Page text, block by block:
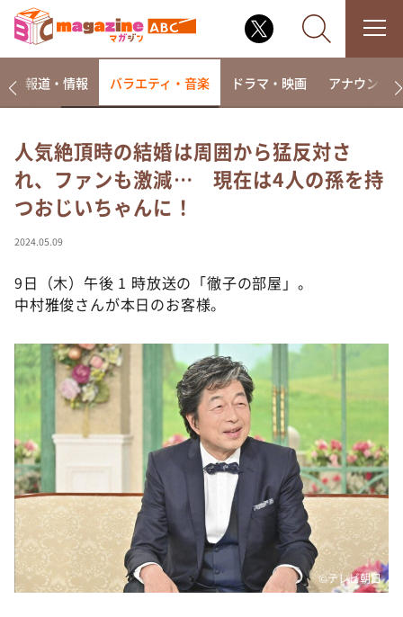
なるみ・岡村の過ぎるTV
相席食堂
これ余談なんですけど・・・
て真剣です
探偵！ナイトスクープ
news おかえり
河合＆A.B.C-Z塚田×福井アナ「なんでやねん！？」
（news おかえり）
DAIGOも台所 ～きょうの献立 何にする？～
本日はダイアンなり！シーズン２
朝だ！生です旅サラダ
教えて！ニュースライブ 正義のミカタ
ＬＩＦＥ～夢のカタチ～
新婚さんいらっしゃい！
ポツンと一軒家
報道・情報 バラエティ・音楽 ドラマ・映画 アナウンサー
人気絶頂時の結婚は周囲から猛反対さ
れ、ファンも激減… 現在は4人の孫を持
つおじいちゃんに！
2024.05.09
9日（木）午後 1 時放送の「徹子の部屋」。
中村雅俊さんが本日のお客様。
©テレビ朝日